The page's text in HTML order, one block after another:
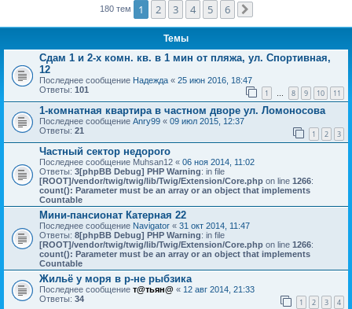
180 тем 1 2 3 4 5 6
Темы
Сдам 1 и 2-х комн. кв. в 1 мин от пляжа, ул. Спортивная,
12
Последнее сообщение Надежда « 25 июн 2016, 18:47
Ответы: 101 1 … 8 9 10 11
1-комнатная квартира в частном дворе ул. Ломоносова
Последнее сообщение Anry99 « 09 июл 2015, 12:37
Ответы: 21 1 2 3
Частный сектор недорого
Последнее сообщение Muhsan12 « 06 ноя 2014, 11:02
Ответы: 3[phpBB Debug] PHP Warning: in file
[ROOT]/vendor/twig/twig/lib/Twig/Extension/Core.php on line 1266:
count(): Parameter must be an array or an object that implements
Countable
Мини-пансионат Катерная 22
Последнее сообщение Navigator « 31 окт 2014, 11:47
Ответы: 8[phpBB Debug] PHP Warning: in file
[ROOT]/vendor/twig/twig/lib/Twig/Extension/Core.php on line 1266:
count(): Parameter must be an array or an object that implements
Countable
Жильё у моря в р-не рыбзика
Последнее сообщение т@тьян@ « 12 авг 2014, 21:33
Ответы: 34 1 2 3 4